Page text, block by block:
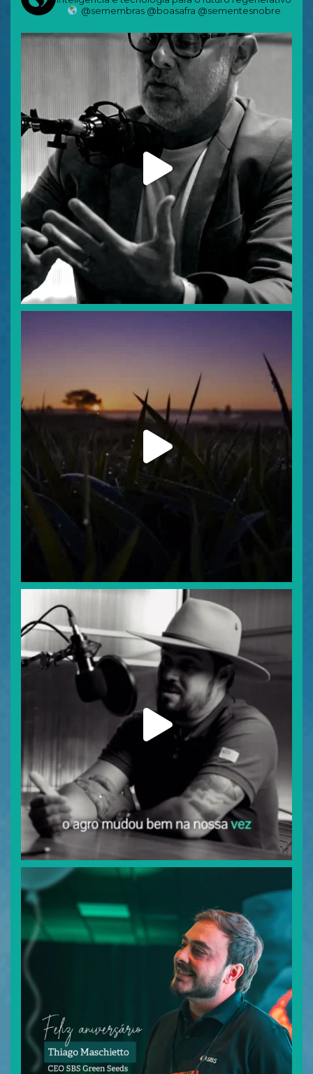
@semembras @boasafra @sementesnobre